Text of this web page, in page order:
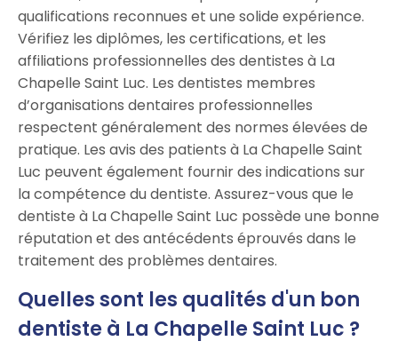
qualifications reconnues et une solide expérience.
Vérifiez les diplômes, les certifications, et les
affiliations professionnelles des dentistes à La
Chapelle Saint Luc. Les dentistes membres
d’organisations dentaires professionnelles
respectent généralement des normes élevées de
pratique. Les avis des patients à La Chapelle Saint
Luc peuvent également fournir des indications sur
la compétence du dentiste. Assurez-vous que le
dentiste à La Chapelle Saint Luc possède une bonne
réputation et des antécédents éprouvés dans le
traitement des problèmes dentaires.
Quelles sont les qualités d'un bon
dentiste à La Chapelle Saint Luc ?